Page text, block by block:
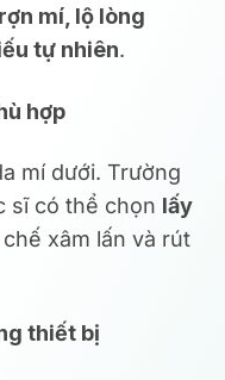
mí, lộ lòng
tự nhiên.
hợp
mí dưới. Trường
sĩ có thể chọn lấy
xâm lấn và rút
thiết bị